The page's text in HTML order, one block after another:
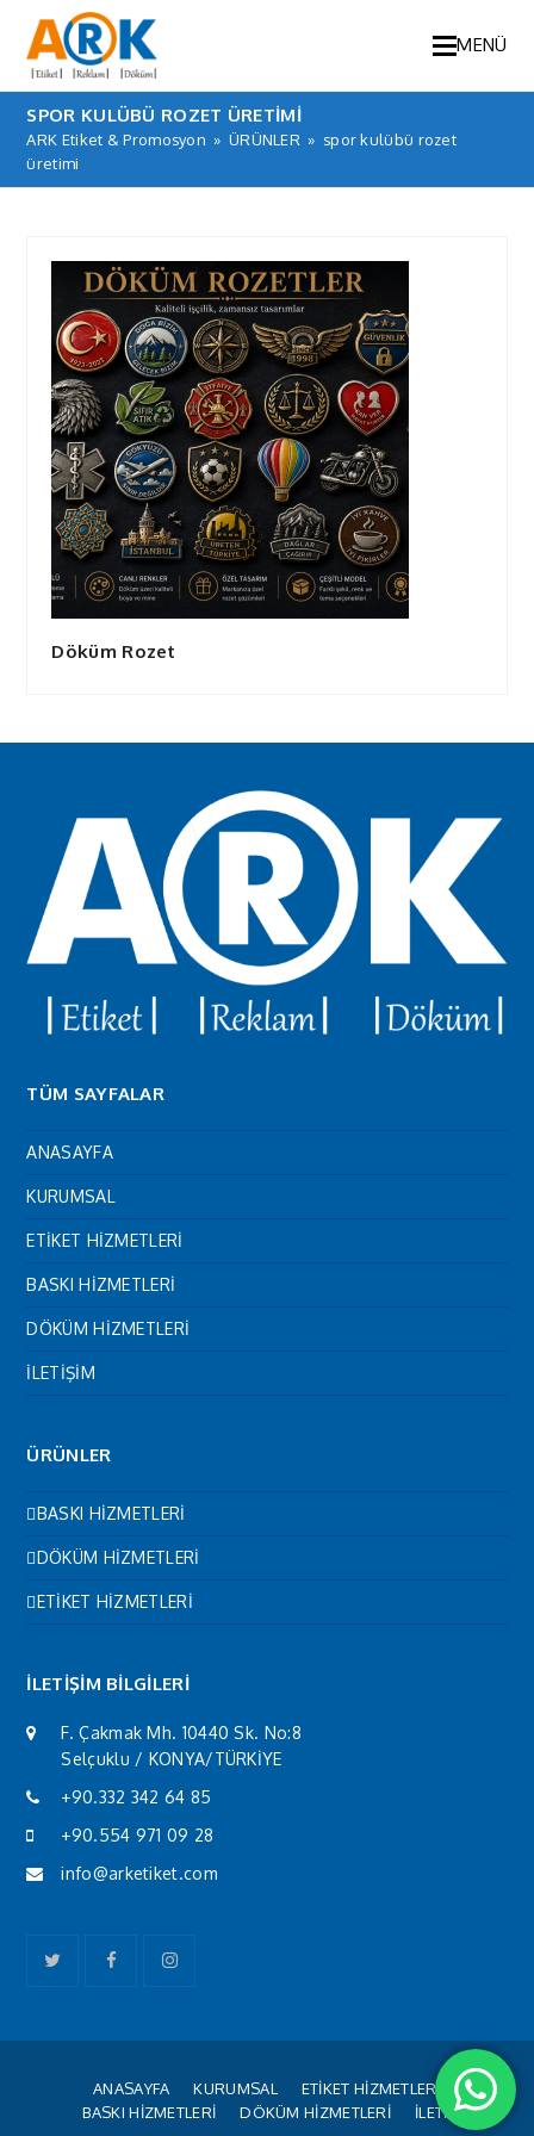
MENÜ
SPOR KULÜBÜ ROZET ÜRETIMI
ARK Etiket & Promosyon » ÜRÜNLER » spor kulübü rozet
üretimi
Döküm Rozet
TÜM SAYFALAR
ANASAYFA
KURUMSAL
ETİKET HİZMETLERİ
BASKI HİZMETLERİ
DÖKÜM HİZMETLERİ
İLETİŞİM
ÜRÜNLER
BASKI HİZMETLERİ
DÖKÜM HİZMETLERİ
ETİKET HİZMETLERİ
İLETİŞİM BİLGİLERİ
F. Çakmak Mh. 10440 Sk. No:8
Selçuklu / KONYA/TÜRKİYE
+90.332 342 64 85
+90.554 971 09 28
info@arketiket.com
TwitterFacebookInstagram
ANASAYFA KURUMSAL
ETİKET HİZMETLERİ
BASKI HİZMETLERİ
DÖKÜM HİZMETLERİ İLETİŞİM